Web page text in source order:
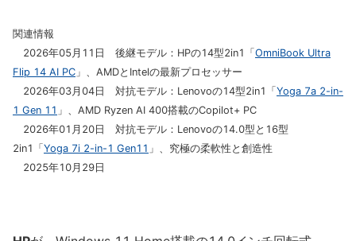
関連情報
2026年05月11日 後継モデル：HPの14型2in1「 OmniBook Ultra
Flip 14 AI PC 」、AMDとIntelの最新プロセッサー
2026年03月04日 対抗モデル：Lenovoの14型2in1「 Yoga 7a 2-in-
1 Gen 11 」、AMD Ryzen AI 400搭載のCopilot+ PC
2026年01月20日 対抗モデル：Lenovoの14.0型と16型
2in1「 Yoga 7i 2-in-1 Gen11 」、究極の柔軟性と創造性
2025年10月29日